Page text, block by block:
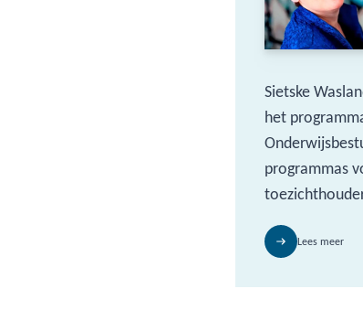
Sietske
het
programmas
Lees meer